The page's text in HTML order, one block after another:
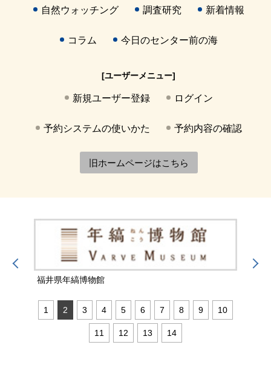
自然ウォッチング 調査研究 新着情報
コラム 今日のセンター前の海
[ユーザーメニュー]
新規ユーザー登録 ログイン
予約システムの使いかた 予約内容の確認
旧ホームページはこちら
福井県年縞博物館
1 2 3 4 5 6 7 8 9 10
11 12 13 14